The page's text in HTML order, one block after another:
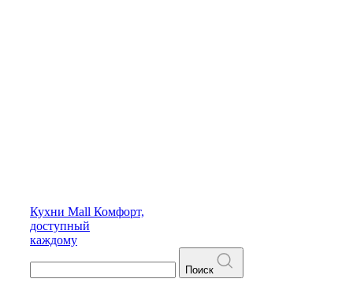
Кухни Mall Комфорт,
доступный
каждому
Поиск